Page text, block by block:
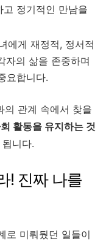
정기적인 만남을
에게 재정적, 정서적
자의 삶을 존중하며
요합니다.
의 관계 속에서 찾을
활동을 유지하는 것
됩니다.
! 진짜 나를
로 미뤄뒀던 일들이